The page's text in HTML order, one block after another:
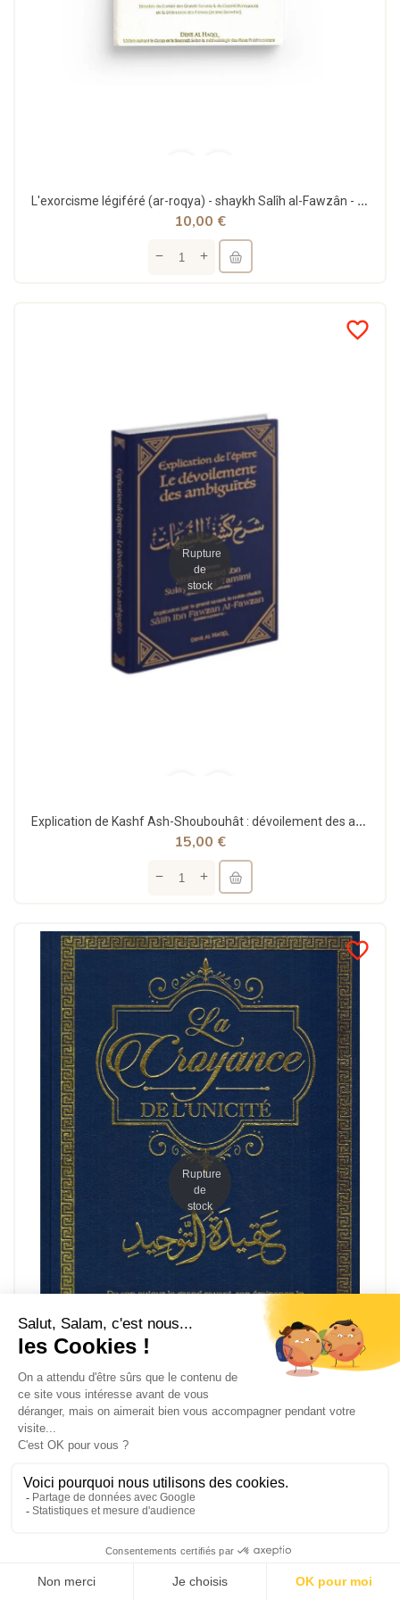
L'exorcisme légiféré (ar-roqya) - shaykh Salîh al-Fawzân - Dine al Haqq
10,00 €
favorite_border
Rupture
de
stock
Explication de Kashf Ash-Shoubouhât : dévoilement des ambiguïtés - cheikh al Fawzan - dine al Haqq
15,00 €
favorite_border
Rupture
de
stock
Voir la suite